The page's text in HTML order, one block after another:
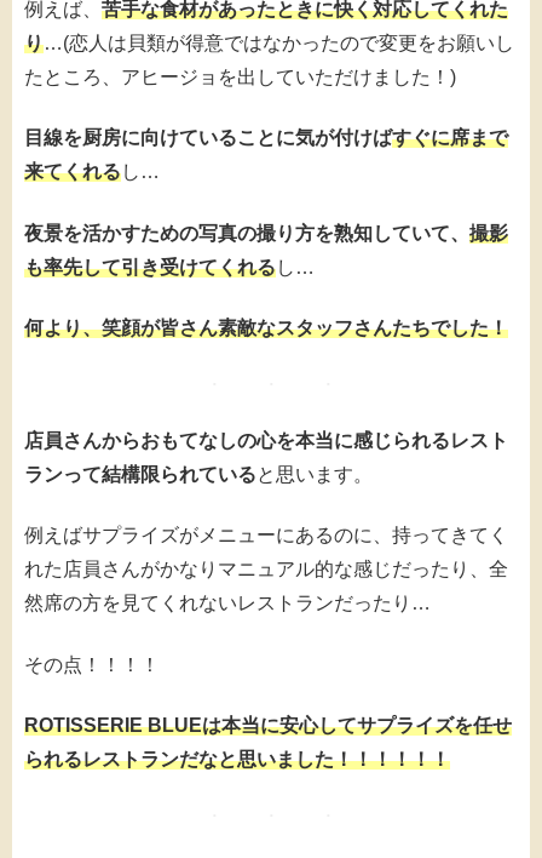
例えば、 苦手な食材があったときに快く対応してくれた
り…(恋人は貝類が得意ではなかったので変更をお願いし
たところ、アヒージョを出していただけました！)
目線を厨房に向けていることに気が付けばすぐに席まで
来てくれるし…
夜景を活かすための写真の撮り方を熟知していて、 撮影
も率先して引き受けてくれるし…
何より、笑顔が皆さん素敵なスタッフさんたちでした！
店員さんからおもてなしの心を本当に感じられるレスト
ランって結構限られていると思います。
例えばサプライズがメニューにあるのに、持ってきてく
れた店員さんがかなりマニュアル的な感じだったり、全
然席の方を見てくれないレストランだったり…
その点！！！！
ROTISSERIE BLUEは本当に安心してサプライズを任せ
られるレストランだなと思いました！！！！！！